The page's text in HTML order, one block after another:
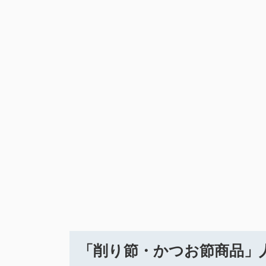
「削り節・かつお節商品